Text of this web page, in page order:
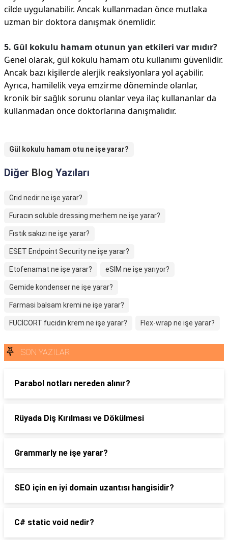
cilde uygulanabilir. Ancak kullanmadan önce mutlaka
uzman bir doktora danışmak önemlidir.
5. Gül kokulu hamam otunun yan etkileri var mıdır?
Genel olarak, gül kokulu hamam otu kullanımı güvenlidir.
Ancak bazı kişilerde alerjik reaksiyonlara yol açabilir.
Ayrıca, hamilelik veya emzirme döneminde olanlar,
kronik bir sağlık sorunu olanlar veya ilaç kullananlar da
kullanmadan önce doktorlarına danışmalıdır.
Gül kokulu hamam otu ne işe yarar?
Diğer Blog Yazıları
Grid nedir ne işe yarar?
Furacın soluble dressing merhem ne işe yarar?
Fıstık sakızı ne işe yarar?
ESET Endpoint Security ne işe yarar?
Etofenamat ne işe yarar? eSIM ne işe yarıyor?
Gemide kondenser ne işe yarar?
Farmasi balsam kremi ne işe yarar?
FUCİCORT fucidin krem ne işe yarar? Flex-wrap ne işe yarar?
SON YAZILAR
Parabol notları nereden alınır?
Rüyada Diş Kırılması ve Dökülmesi
Grammarly ne işe yarar?
SEO için en iyi domain uzantısı hangisidir?
C# static void nedir?